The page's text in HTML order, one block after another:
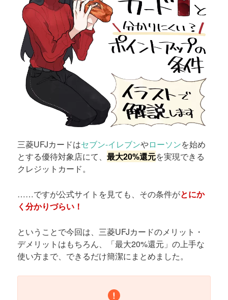
三菱UFJカードはセブン-イレブンやローソンを始め
とする優待対象店にて、最大20%還元を実現できる
クレジットカード。
……ですが公式サイトを見ても、その条件がとにか
く分かりづらい！
ということで今回は、三菱UFJカードのメリット・
デメリットはもちろん、「最大20%還元」の上手な
使い方まで、できるだけ簡潔にまとめました。